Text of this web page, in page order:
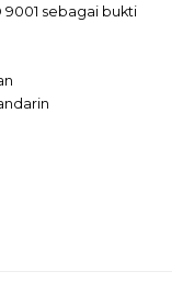
9001 sebagai bukti